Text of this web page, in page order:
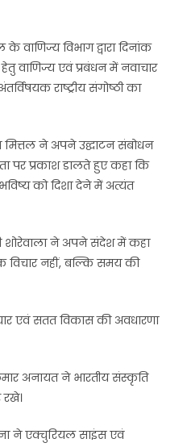
वाणिज्य विभाग द्वारा दिनांक
वाणिज्य एवं प्रबंधन में नवाचार
राष्ट्रीय संगोष्ठी का
मित्तल ने अपने उद्घाटन संबोधन
पर प्रकाश डालते हुए कहा कि
को दिशा देने में अत्यंत
शोरेवाला ने अपने संदेश में कहा
नहीं, बल्कि समय की
एवं सतत विकास की अवधारणा
अनायत ने भारतीय संस्कृति
रखे।
ने एक्चुरियल साइंस एवं